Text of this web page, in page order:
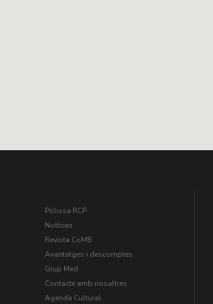
Pòlissa RCP
Notícies
Revista CoMB
Avantatges i descomptes
Grup Med
Contacte amb nosaltres
Agenda Cultural